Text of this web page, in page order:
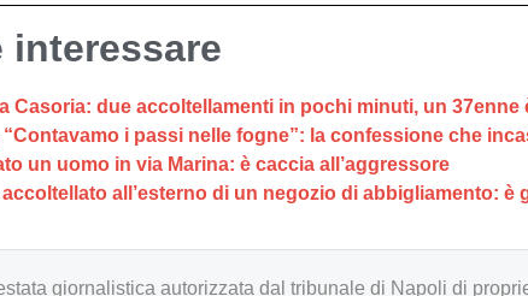
interessare
Casoria: due accoltellamenti in pochi minuti, un
“Contavamo i passi nelle fogne”: la confessione che
un uomo in via Marina: è caccia all’aggressore
all’esterno di un negozio di abbigliamento: è
giornalistica autorizzata dal tribunale di Napoli di